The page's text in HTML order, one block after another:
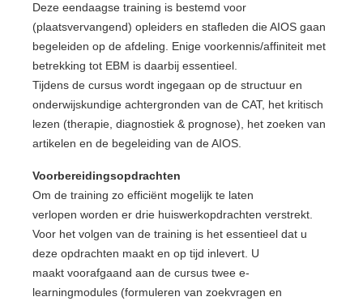
Deze eendaagse training is bestemd voor
(plaatsvervangend) opleiders en stafleden die AIOS gaan
begeleiden op de afdeling. Enige voorkennis/affiniteit met
betrekking tot EBM is daarbij essentieel.
Tijdens de cursus wordt ingegaan op de structuur en
onderwijskundige achtergronden van de CAT, het kritisch
lezen (therapie, diagnostiek & prognose), het zoeken van
artikelen en de begeleiding van de AIOS.
Voorbereidingsopdrachten
Om de training zo efficiënt mogelijk te laten
verlopen worden er drie huiswerkopdrachten verstrekt.
Voor het volgen van de training is het essentieel dat u
deze opdrachten maakt en op tijd inlevert. U
maakt voorafgaand aan de cursus twee e-
learningmodules (formuleren van zoekvragen en